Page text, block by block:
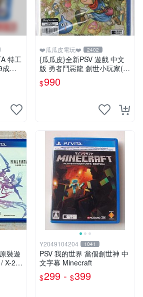
特工
成
逗電
❤️瓜瓜皮電玩❤️ 2402
{瓜瓜皮}全新PSV 遊戲 中文
版 勇者鬥惡龍 創世小玩家(遊
戲都有回收)
$990
裝遊
X-2 H
Y2049104204 1041
PSV 我的世界 當個創世神 中
文字幕 Minecraft
$299 - $399